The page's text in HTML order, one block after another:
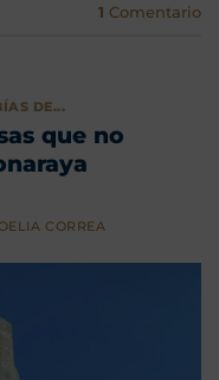
1 Comentario
DE...
que no
CORREA